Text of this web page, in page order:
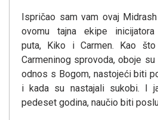
Ispričao sam vam ovaj
ovomu tajna ekipe inicijatora
puta, Kiko i Carmen. Kao
Carmeninog sprovoda, oboje
odnos s Bogom, nastojeći biti
i kada su nastajali sukobi. I
pedeset godina, naučio biti